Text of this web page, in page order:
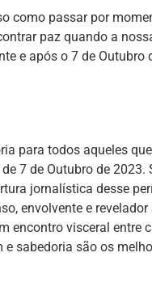
como passar por
paz quando a
e após o 7 de Outubro
para todos aqueles
7 de Outubro de
jornalística desse
envolvente e
encontro visceral entre
sabedoria são os